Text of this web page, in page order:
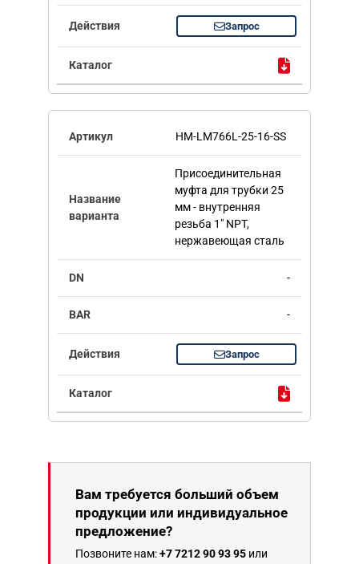
Запрос
HM-LM766L-25-16-SS
Присоединительная
муфта для трубки 25
мм - внутренняя
резьба 1" NPT,
нержавеющая сталь
-
-
Запрос
Вам требуется больший объем
продукции или индивидуальное
предложение?
Позвоните нам:+7 7212 90 93 95 или